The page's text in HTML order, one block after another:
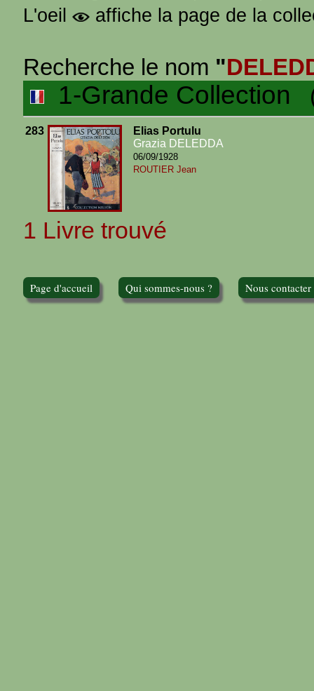
L'oeil
affiche la page de la
Recherche le nom "
1-Grande Collection
283
Elias Portulu
Grazia DELEDDA
06/09/1928
ROUTIER Jean
1 Livre trouvé
Page d'accueil Qui sommes-nous ? Nous contacter